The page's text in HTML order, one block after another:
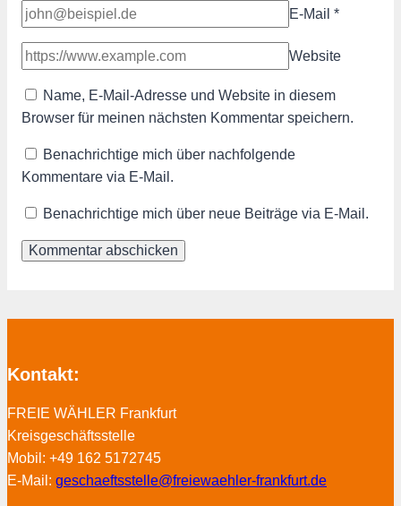
E-Mail *
Website
Name, E-Mail-Adresse und Website in diesem
Browser für meinen nächsten Kommentar speichern.
Benachrichtige mich über nachfolgende
Kommentare via E-Mail.
Benachrichtige mich über neue Beiträge via E-Mail.
Kontakt:
FREIE WÄHLER Frankfurt
Kreisgeschäftsstelle
Mobil: +49 162 5172745
E-Mail: geschaeftsstelle@freiewaehler-frankfurt.de